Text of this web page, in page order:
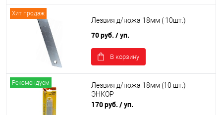
Хит продаж
Лезвия д/ножа 18мм ( 10шт.)
70 руб. / уп.
В корзину
Рекомендуем
Лезвия д/ножа 18мм (10 шт.)
ЭНКОР
170 руб. / уп.